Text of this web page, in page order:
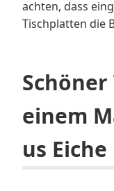
achten, dass
Tischplatten die
einem
us Eiche